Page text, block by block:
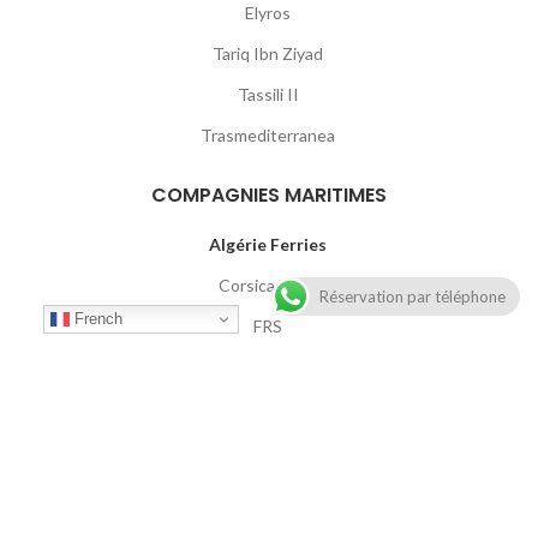
Elyros
Tariq Ibn Ziyad
Tassili II
Trasmediterranea
COMPAGNIES MARITIMES
Algérie Ferries
Corsica Linea
FRS
French
Réservation par téléphone